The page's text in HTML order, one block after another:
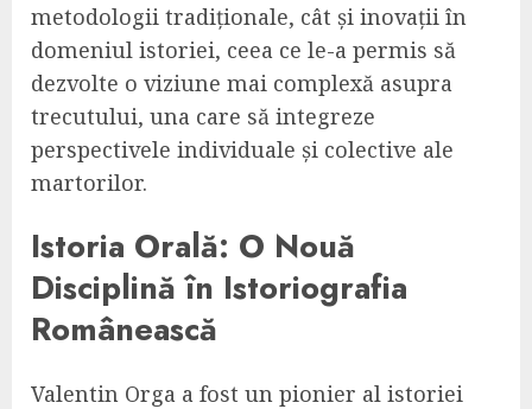
metodologii tradiționale, cât și inovații în
domeniul istoriei, ceea ce le-a permis să
dezvolte o viziune mai complexă asupra
trecutului, una care să integreze
perspectivele individuale și colective ale
martorilor.
Istoria Orală: O Nouă
Disciplină în Istoriografia
Românească
Valentin Orga a fost un pionier al istoriei